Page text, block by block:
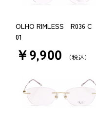
OLHO RIMLESS R036 C
01
￥9,900 （税込）